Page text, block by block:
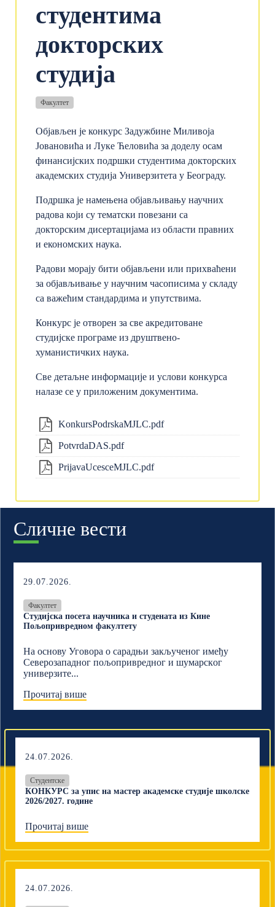
студентима
докторских
студија
Факултет
Објављен је конкурс Задужбине Миливоја
Јовановића и Луке Ћеловића за доделу осам
финансијских подршки студентима докторских
академских студија Универзитета у Београду.
Подршка је намењена објављивању научних
радова који су тематски повезани са
докторским дисертацијама из области правних
и економских наука.
Радови морају бити објављени или прихваћени
за објављивање у научним часописима у складу
са важећим стандардима и упутствима.
Конкурс је отворен за све акредитоване
студијске програме из друштвено-
хуманистичких наука.
Све детаљне информације и услови конкурса
налазе се у приложеним документима.
KonkursPodrskaMJLC.pdf
PotvrdaDAS.pdf
PrijavaUcesceMJLC.pdf
Сличне вести
29.07.2026.
Факултет
Студијска посета научника и студената из Кине
Пољопривредном факултету
На основу Уговора о сарадњи закљученог имеђу
Северозападног пољопривредног и шумарскoг
универзите...
Прочитај више
24.07.2026.
Студентске
КОНКУРС за упис на мастер академске студије школске
2026/2027. године
Прочитај више
24.07.2026.